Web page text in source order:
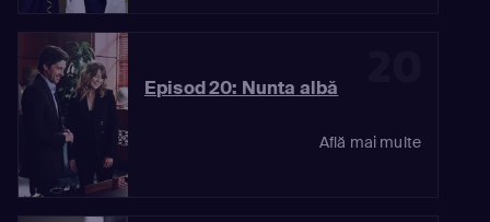
Episod 20: Nunta albă
Află mai multe